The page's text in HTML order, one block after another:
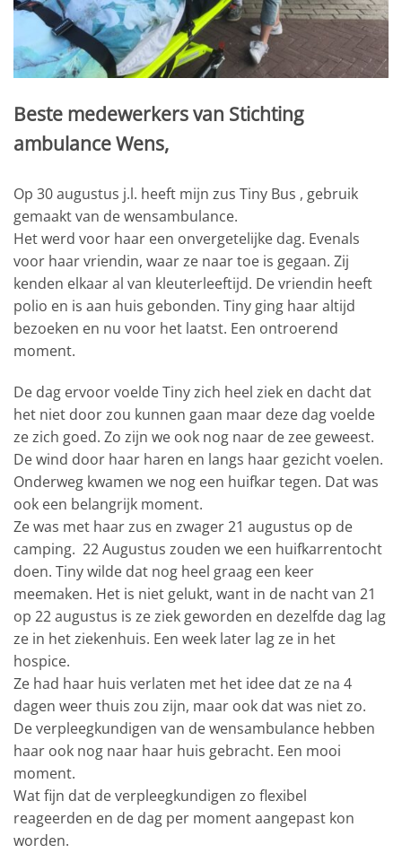
Beste medewerkers van Stichting
ambulance Wens,
Op 30 augustus j.l. heeft mijn zus Tiny Bus , gebruik
gemaakt van de wensambulance.
Het werd voor haar een onvergetelijke dag. Evenals
voor haar vriendin, waar ze naar toe is gegaan. Zij
kenden elkaar al van kleuterleeftijd. De vriendin heeft
polio en is aan huis gebonden. Tiny ging haar altijd
bezoeken en nu voor het laatst. Een ontroerend
moment.
De dag ervoor voelde Tiny zich heel ziek en dacht dat
het niet door zou kunnen gaan maar deze dag voelde
ze zich goed. Zo zijn we ook nog naar de zee geweest.
De wind door haar haren en langs haar gezicht voelen.
Onderweg kwamen we nog een huifkar tegen. Dat was
ook een belangrijk moment.
Ze was met haar zus en zwager 21 augustus op de
camping. 22 Augustus zouden we een huifkarrentocht
doen. Tiny wilde dat nog heel graag een keer
meemaken. Het is niet gelukt, want in de nacht van 21
op 22 augustus is ze ziek geworden en dezelfde dag lag
ze in het ziekenhuis. Een week later lag ze in het
hospice.
Ze had haar huis verlaten met het idee dat ze na 4
dagen weer thuis zou zijn, maar ook dat was niet zo.
De verpleegkundigen van de wensambulance hebben
haar ook nog naar haar huis gebracht. Een mooi
moment.
Wat fijn dat de verpleegkundigen zo flexibel
reageerden en de dag per moment aangepast kon
worden.